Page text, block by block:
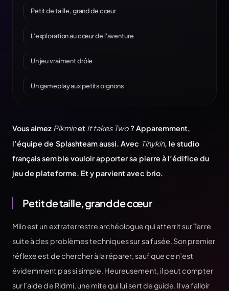
Petit de taille, grand de cœur
L'exploration au cœur de l'aventure
Un jeu vraiment drôle
Un gameplay aux petits oignons
Vous aimez Pikminet It takes Two? Apparemment,
l’équipe de Splashteam aussi. Avec Tinykin, le studio
français semble vouloir apporter sa pierre à l’édifice du
jeu de plateforme. Et y parvient avec brio.
Petit de taille, grand de cœur
Milo est un extraterrestre archéologue qui atterrit sur Terre
suite à des problèmes techniques sur sa fusée. Son premier
réflexe est de chercher à la réparer, sauf que ce n’est
évidemment pas si simple. Heureusement, il peut compter
sur l’aide de Ridmi, une mite qui lui sert de guide. Il va falloir